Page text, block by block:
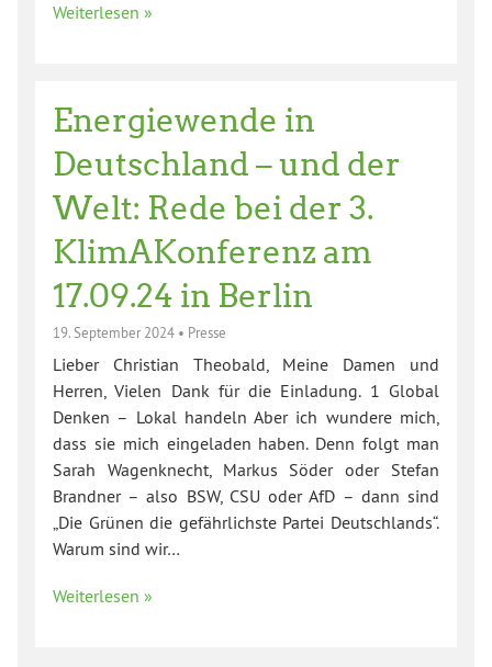
Weiterlesen »
Energiewende in
Deutschland – und der
Welt: Rede bei der 3.
KlimAKonferenz am
17.09.24 in Berlin
19. September 2024 • Presse
Lieber Christian Theobald, Meine Damen und
Herren, Vielen Dank für die Einladung. 1 Global
Denken – Lokal handeln Aber ich wundere mich,
dass sie mich eingeladen haben. Denn folgt man
Sarah Wagenknecht, Markus Söder oder Stefan
Brandner – also BSW, CSU oder AfD – dann sind
„Die Grünen die gefährlichste Partei Deutschlands“.
Warum sind wir…
Weiterlesen »